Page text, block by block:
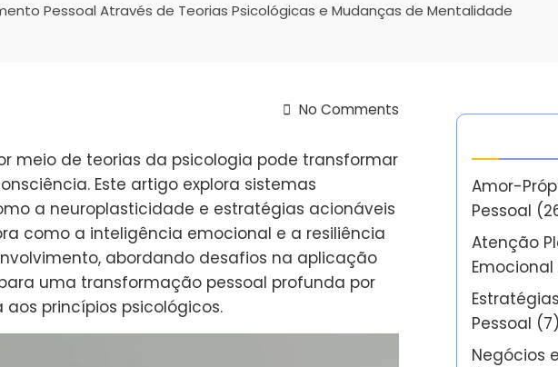
Pessoal Através de Teorias Psicológicas e Mudanças de Mentalidade
No Comments
meio de teorias da psicologia pode transformar
Este artigo explora sistemas
a neuroplasticidade e estratégias acionáveis
como a inteligência emocional e a resiliência
abordando desafios na aplicação
uma transformação pessoal profunda por
princípios psicológicos.
Amor-
Pessoal
Atenção
Emocional
Pessoal (7)
Negócios